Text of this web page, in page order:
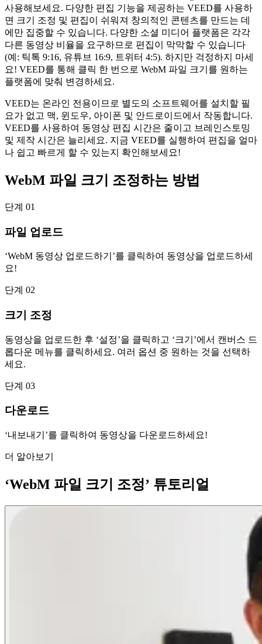
사용해보세요. 다양한 편집 기능을 제공하는 VEED를 사용하
면 크기 조정 및 편집이 쉬워져 창의적인 콘텐츠를 만드는 데
에만 집중할 수 있습니다. 다양한 소셜 미디어 플랫폼은 각각
다른 동영상 비율을 요구하므로 편집이 막막할 수 있습니다
(예: 틱톡 9:16, 유튜브 16:9, 트위터 4:5). 하지만 걱정하지 마세
요! VEED를 통해 클릭 한 번으로 WebM 파일 크기를 원하는
플랫폼에 맞춰 변경하세요.
VEED는 온라인 전용이므로 별도의 소프트웨어를 설치할 필
요가 없고 맥, 윈도우, 아이폰 및 안드로이드에서 작동합니다.
VEED를 사용하여 동영상 편집 시간은 줄이고 브레인스토밍
및 제작 시간은 늘리세요. 지금 VEED를 실행하여 편집을 얼마
나 쉽고 빠르게 할 수 있는지 확인해보세요!
WebM 파일 크기 조정하는 방법
단계 01
파일 업로드
‘WebM 동영상 업로드하기’를 클릭하여 동영상을 업로드하세
요!
단계 02
크기 조정
동영상을 업로드한 후 ‘설정’을 클릭하고 ‘크기’에서 캔버스 드
롭다운 메뉴를 클릭하세요. 여러 옵션 중 원하는 것을 선택하
세요.
단계 03
다운로드
‘내보내기’를 클릭하여 동영상을 다운로드하세요!
더 알아보기
‘WebM 파일 크기 조정’ 튜토리얼